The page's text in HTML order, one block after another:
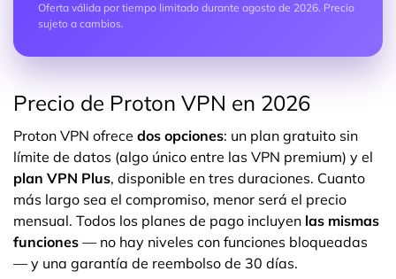
Oferta válida por tiempo limitado durante agosto de 2026. Precio
sujeto a cambios.
Precio de Proton VPN en 2026
Proton VPN ofrece dos opciones: un plan gratuito sin
límite de datos (algo único entre las VPN premium) y el
plan VPN Plus, disponible en tres duraciones. Cuanto
más largo sea el compromiso, menor será el precio
mensual. Todos los planes de pago incluyen las mismas
funciones — no hay niveles con funciones bloqueadas
— y una garantía de reembolso de 30 días.